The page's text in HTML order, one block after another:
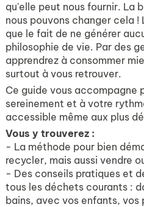
qu'elle peut nous fournir. La
nous pouvons changer cela
que le fait de ne générer
philosophie de vie. Par des
apprendrez à consommer
surtout à vous retrouver.
Ce guide vous accompagne
sereinement et à votre
accessible même aux plus
Vous y trouverez :
- La méthode pour bien
recycler, mais aussi vendre
- Des conseils pratiques et
tous les déchets courants :
bains, avec vos enfants, vos